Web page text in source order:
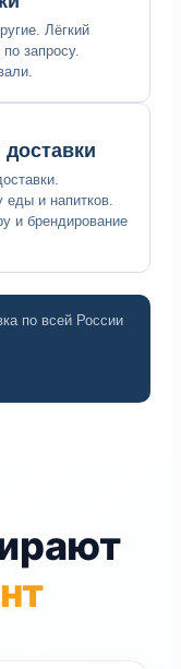
Лёгкий
запросу.
еды и напитков.
и брендирование
по всей России